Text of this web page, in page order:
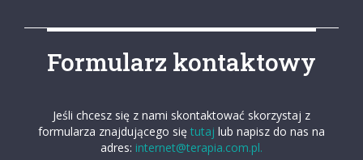
Formularz kontaktowy
Jeśli chcesz się z nami skontaktować skorzystaj z
formularza znajdującego się tutaj lub napisz do nas na
adres: internet@terapia.com.pl.